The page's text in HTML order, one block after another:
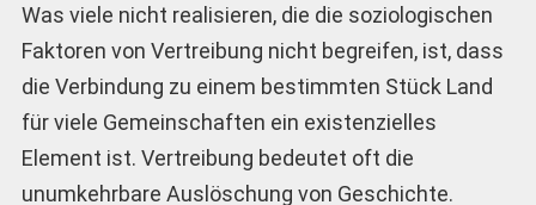
Was viele nicht realisieren, die die soziologischen
Faktoren von Vertreibung nicht begreifen, ist, dass
die Verbindung zu einem bestimmten Stück Land
für viele Gemeinschaften ein existenzielles
Element ist. Vertreibung bedeutet oft die
unumkehrbare Auslöschung von Geschichte.